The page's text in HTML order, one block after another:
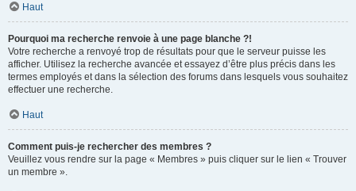
Haut
Pourquoi ma recherche renvoie à une page blanche ?!
Votre recherche a renvoyé trop de résultats pour que le serveur puisse les
afficher. Utilisez la recherche avancée et essayez d’être plus précis dans les
termes employés et dans la sélection des forums dans lesquels vous souhaitez
effectuer une recherche.
Haut
Comment puis-je rechercher des membres ?
Veuillez vous rendre sur la page « Membres » puis cliquer sur le lien « Trouver
un membre ».